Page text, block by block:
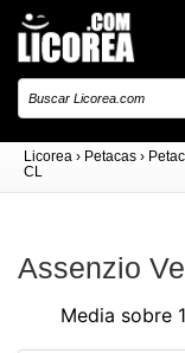
Licorea › Petacas ›
CL
Assenzio
Media sobre